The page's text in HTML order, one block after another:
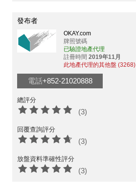
發布者
OKAY.com
牌照號碼
已驗證地產代理
註冊時間 2019年11月
此地產代理的其他盤 (3268)
電話+852-21020888
總評分
(3)
回覆查詢評分
(3)
放盤資料準確性評分
(3)